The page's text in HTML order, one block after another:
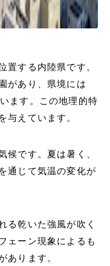
置する内陸県です。
があり、県境には
す。この地理的特
与えています。
候です。夏は暑く、
通じて気温の変化が
る乾いた強風が吹く
ェーン現象によるも
あります。